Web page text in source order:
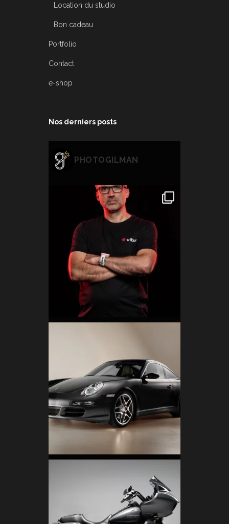
Location du studio
Bon cadeau
Portfolio
Contact
e-shop
Nos derniers posts
PHOTOGILMAN